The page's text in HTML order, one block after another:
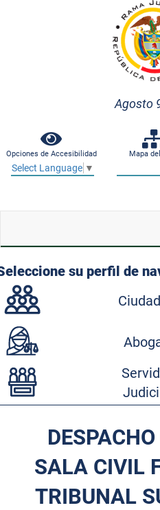
Agosto
Opciones de Accesibilidad Mapa
Select Language ▼
su perfil de
SALA CIVIL
TRIBUNAL